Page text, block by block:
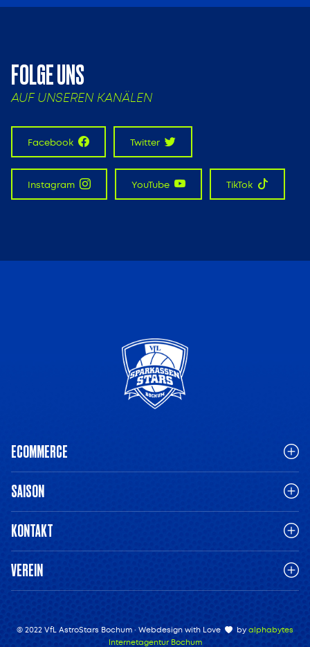
FOLGE UNS
AUF UNSEREN KANÄLEN
Facebook Twitter
Instagram YouTube TikTok
ECOMMERCE
SAISON
KONTAKT
VEREIN
© 2022 VfL AstroStars Bochum · Webdesign with Love by alphabytes
Internetagentur Bochum